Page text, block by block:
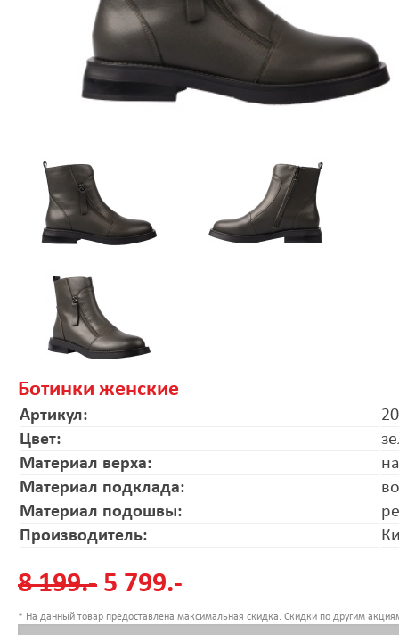
Ботинки женские
Артикул:
Цвет:
Материал верха:
Материал подклада:
Материал подошвы:
Производитель:
8 199.- 5 799.-
* На данный товар предоставлена максимальная скидка. Скидки по другим